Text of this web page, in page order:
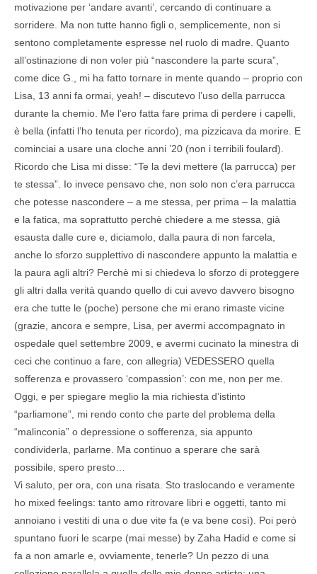
motivazione per ‘andare avanti’, cercando di continuare a
sorridere. Ma non tutte hanno figli o, semplicemente, non si
sentono completamente espresse nel ruolo di madre. Quanto
all’ostinazione di non voler più “nascondere la parte scura”,
come dice G., mi ha fatto tornare in mente quando – proprio con
Lisa, 13 anni fa ormai, yeah! – discutevo l’uso della parrucca
durante la chemio. Me l’ero fatta fare prima di perdere i capelli,
è bella (infatti l’ho tenuta per ricordo), ma pizzicava da morire. E
cominciai a usare una cloche anni ’20 (non i terribili foulard).
Ricordo che Lisa mi disse: “Te la devi mettere (la parrucca) per
te stessa”. Io invece pensavo che, non solo non c’era parrucca
che potesse nascondere – a me stessa, per prima – la malattia
e la fatica, ma soprattutto perchè chiedere a me stessa, già
esausta dalle cure e, diciamolo, dalla paura di non farcela,
anche lo sforzo supplettivo di nascondere appunto la malattia e
la paura agli altri? Perchè mi si chiedeva lo sforzo di proteggere
gli altri dalla verità quando quello di cui avevo davvero bisogno
era che tutte le (poche) persone che mi erano rimaste vicine
(grazie, ancora e sempre, Lisa, per avermi accompagnato in
ospedale quel settembre 2009, e avermi cucinato la minestra di
ceci che continuo a fare, con allegria) VEDESSERO quella
sofferenza e provassero ‘compassion’: con me, non per me.
Oggi, e per spiegare meglio la mia richiesta d’istinto
“parliamone”, mi rendo conto che parte del problema della
“malinconia” o depressione o sofferenza, sia appunto
condividerla, parlarne. Ma continuo a sperare che sarà
possibile, spero presto…
Vi saluto, per ora, con una risata. Sto traslocando e veramente
ho mixed feelings: tanto amo ritrovare libri e oggetti, tanto mi
annoiano i vestiti di una o due vite fa (e va bene così). Poi però
spuntano fuori le scarpe (mai messe) by Zaha Hadid e come si
fa a non amarle e, ovviamente, tenerle? Un pezzo di una